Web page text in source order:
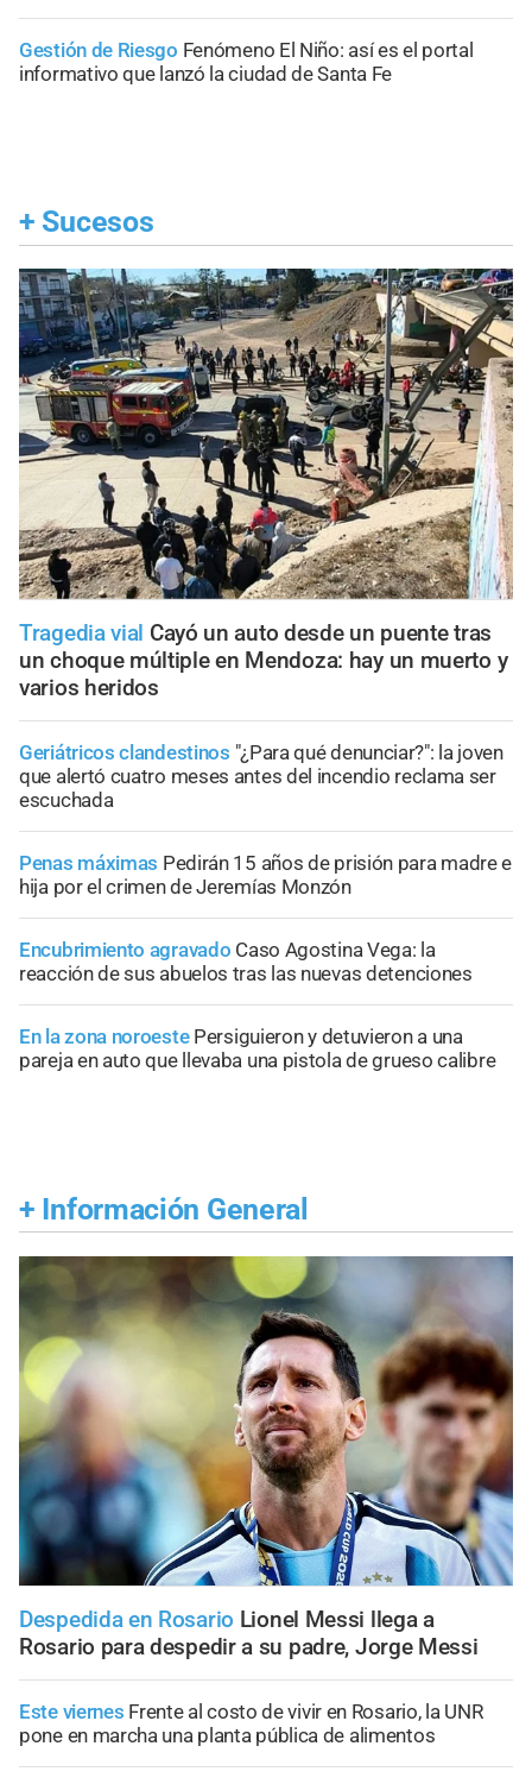
Gestión de Riesgo Fenómeno El Niño: así es el portal
informativo que lanzó la ciudad de Santa Fe
+ Sucesos
Tragedia vial Cayó un auto desde un puente tras
un choque múltiple en Mendoza: hay un muerto y
varios heridos
Geriátricos clandestinos "¿Para qué denunciar?": la joven
que alertó cuatro meses antes del incendio reclama ser
escuchada
Penas máximas Pedirán 15 años de prisión para madre e
hija por el crimen de Jeremías Monzón
Encubrimiento agravado Caso Agostina Vega: la
reacción de sus abuelos tras las nuevas detenciones
En la zona noroeste Persiguieron y detuvieron a una
pareja en auto que llevaba una pistola de grueso calibre
+ Información General
Despedida en Rosario Lionel Messi llega a
Rosario para despedir a su padre, Jorge Messi
Este viernes Frente al costo de vivir en Rosario, la UNR
pone en marcha una planta pública de alimentos